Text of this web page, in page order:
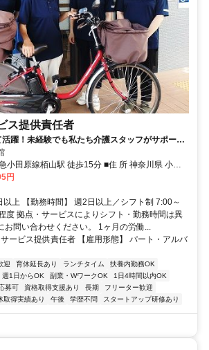
ス提供責任者
躍！未経験でも私たち介護スタッフがサポート
を始めてみませんか？
栢山駅 徒歩15分 ■住 所 神奈川県 小田
曽比3170-2 ■アクセス 小田急小田原線栢山駅 徒歩15分
円
以上 【勤務時間】 週2日以上／シフト制 7:00～
度 拠点・サービスによりシフト・勤務時間は異
お問い合わせください。 1ヶ月の労働...
サービス提供責任者 【雇用形態】 パート・アルバ
迎 育休延長あり ランチタイム
扶養内勤務OK
週1日からOK 副業・WワークOK
1日4時間以内OK
募可 資格取得支援あり 長期
フリーター歓迎
取得実績あり 午後 学歴不問 スタートアップ研修あり